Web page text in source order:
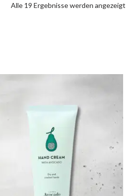
Alle 19 Ergebnisse werden angezeigt